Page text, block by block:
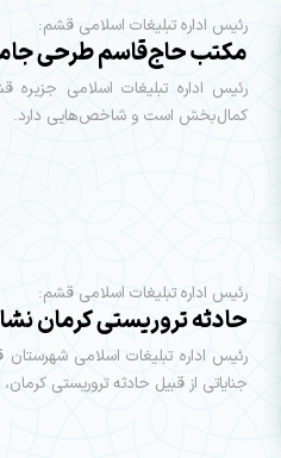
رئیس اداره تبلیغات اسلامی قشم:
مکتب حاج‌قاسم طرحی
رئیس اداره تبلیغات اسلامی
کمال‌بخش است و شاخص‌هایی دارد.
رئیس اداره تبلیغات اسلامی قشم:
حادثه تروریستی کرمان
رئیس اداره تبلیغات اسلامی
جنایاتی از قبیل حادثه تروریستی